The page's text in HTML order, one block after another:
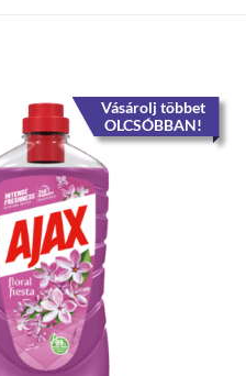
Vásárolj többet
OLCSÓBBAN!